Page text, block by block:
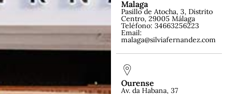
Malaga
Pasillo de Atocha, 3, Distrito
Centro, 29005 Málaga
Teléfono: 34663256223
Email:
malaga@silviafernandez.com
Ourense
Av. da Habana, 37